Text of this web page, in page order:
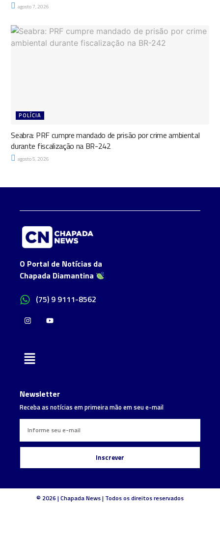
agosto 7, 2026
POLÍCIA
Seabra: PRF cumpre mandado de prisão por crime ambiental
durante fiscalização na BR-242
agosto 5, 2026
O Portal de Notícias da
Chapada Diamantina
(75) 9 9111-8562
Newsletter
Receba as notícias em primeira mão em seu e-mail
Inscrever
© 2026 | Chapada News | Todos os direitos reservados